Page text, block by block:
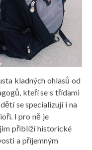
kladných ohlasů od
kteří se s třídami
se specializují i na
I pro ně je
přiblíží historické
a příjemným